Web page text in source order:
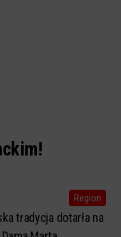
Region
tradycja dotarła na